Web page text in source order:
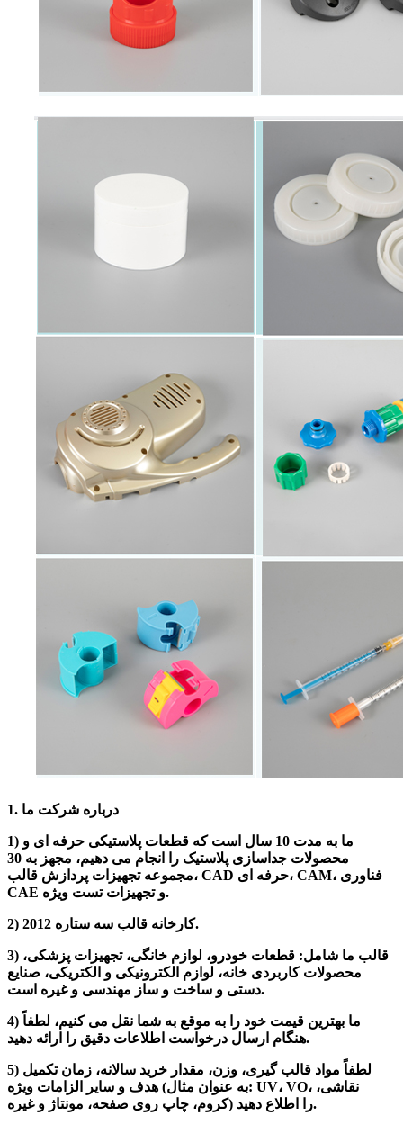
1. درباره شرکت ما
1) ما به مدت 10 سال است که قطعات پلاستیکی حرفه ای و
محصولات جداسازی پلاستیک را انجام می دهیم، مجهز به 30
مجموعه تجهیزات پردازش قالب، CAD حرفه ای، CAM، فناوری
CAE و تجهیزات تست ویژه.
2) کارخانه قالب سه ستاره 2012.
3) قالب ما شامل: قطعات خودرو، لوازم خانگی، تجهیزات پزشکی،
محصولات کاربردی خانه، لوازم الکترونیکی و الکتریکی، صنایع
دستی و ساخت و ساز مهندسی و غیره است.
4) ما بهترین قیمت خود را به موقع به شما نقل می کنیم، لطفاً
هنگام ارسال درخواست اطلاعات دقیق را ارائه دهید.
5) لطفاً مواد قالب گیری، وزن، مقدار خرید سالانه، زمان تکمیل
هدف و سایر الزامات ویژه (به عنوان مثال: UV، VO، نقاشی،
کروم، چاپ روی صفحه، مونتاژ و غیره) را اطلاع دهید.